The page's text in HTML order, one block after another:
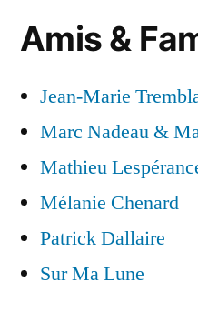
Amis &
Jean-Marie
Marc Nadeau &
Mathieu
Mélanie Chenard
Patrick Dallaire
Sur Ma Lune